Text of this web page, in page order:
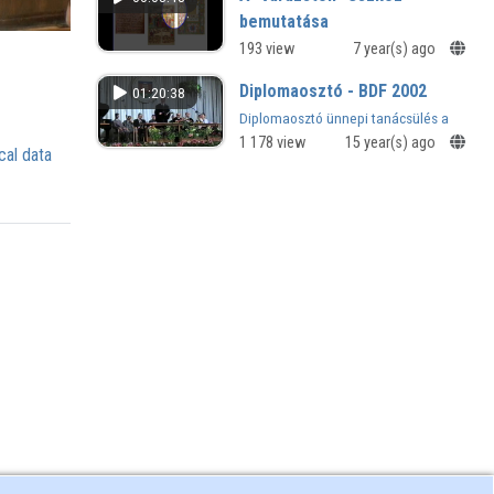
data
bemutatása
Digitális tábla használati bemutatója
segítségével
193 view 7 year(s) ago
01:20:38 Diplomaosztó - BDF 2002
Diplomaosztó ünnepi tanácsülés a
Berzsenyi Dániel Főiskolán -
1 178 view 15 year(s) ago